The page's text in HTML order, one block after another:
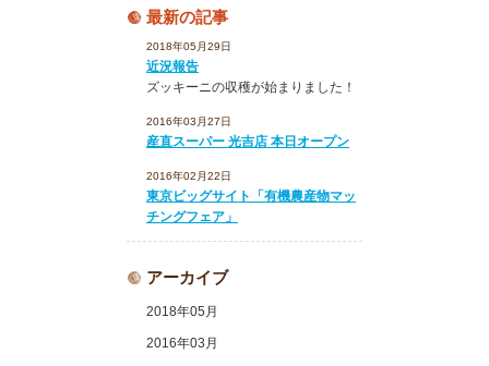
最新の記事
2018年05月29日
近況報告
ズッキーニの収穫が始まりました！
2016年03月27日
産直スーパー 光吉店 本日オープン
2016年02月22日
東京ビッグサイト「有機農産物マッ
チングフェア」
アーカイブ
2018年05月
2016年03月